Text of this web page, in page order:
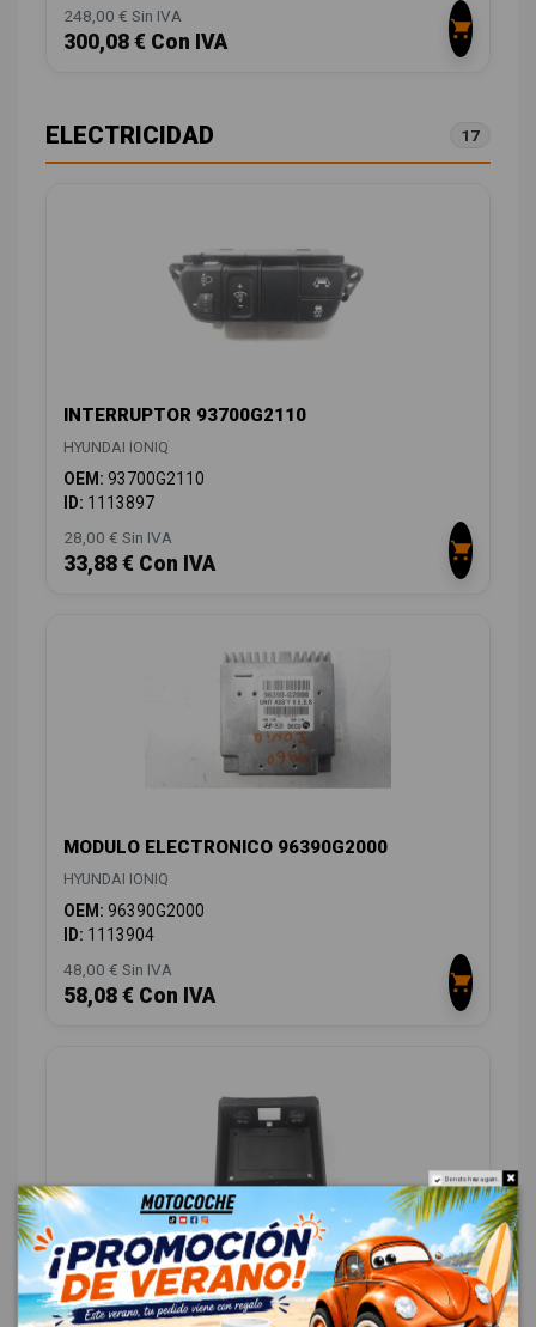
248,00 € Sin IVA
300,08 € Con IVA
ELECTRICIDAD 17
INTERRUPTOR 93700G2110
HYUNDAI IONIQ
OEM: 93700G2110
ID: 1113897
28,00 € Sin IVA
33,88 € Con IVA
MODULO ELECTRONICO 96390G2000
HYUNDAI IONIQ
OEM: 96390G2000
ID: 1113904
48,00 € Sin IVA
58,08 € Con IVA
MODULO ELECTRONICO 95560G2000
AEH1802030050
Do not show again.